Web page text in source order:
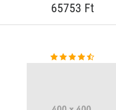
65753 Ft